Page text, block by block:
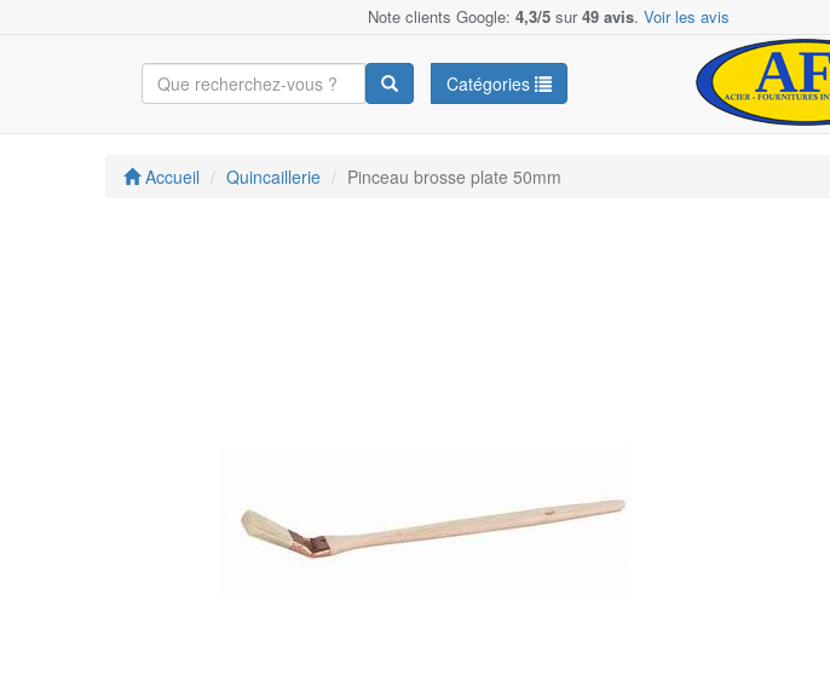
Note clients Google: 4,3/5 sur49 avis. Voir les avis
Catégories
Accueil Quincaillerie Pinceau brosse plate 50mm